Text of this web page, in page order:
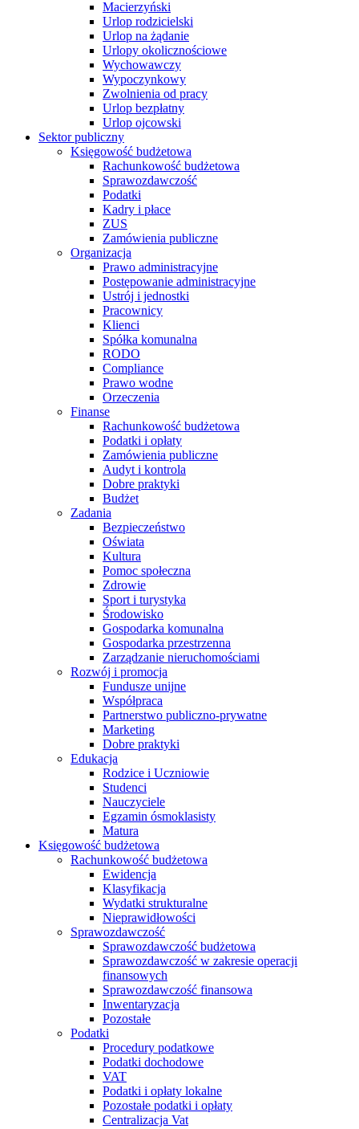
Macierzyński
Urlop rodzicielski
Urlop na żądanie
Urlopy okolicznościowe
Wychowawczy
Wypoczynkowy
Zwolnienia od pracy
Urlop bezpłatny
Urlop ojcowski
Sektor publiczny
Księgowość budżetowa
Rachunkowość budżetowa
Sprawozdawczość
Podatki
Kadry i płace
ZUS
Zamówienia publiczne
Organizacja
Prawo administracyjne
Postępowanie administracyjne
Ustrój i jednostki
Pracownicy
Klienci
Spółka komunalna
RODO
Compliance
Prawo wodne
Orzeczenia
Finanse
Rachunkowość budżetowa
Podatki i opłaty
Zamówienia publiczne
Audyt i kontrola
Dobre praktyki
Budżet
Zadania
Bezpieczeństwo
Oświata
Kultura
Pomoc społeczna
Zdrowie
Sport i turystyka
Środowisko
Gospodarka komunalna
Gospodarka przestrzenna
Zarządzanie nieruchomościami
Rozwój i promocja
Fundusze unijne
Współpraca
Partnerstwo publiczno-prywatne
Marketing
Dobre praktyki
Edukacja
Rodzice i Uczniowie
Studenci
Nauczyciele
Egzamin ósmoklasisty
Matura
Księgowość budżetowa
Rachunkowość budżetowa
Ewidencja
Klasyfikacja
Wydatki strukturalne
Nieprawidłowości
Sprawozdawczość
Sprawozdawczość budżetowa
Sprawozdawczość w zakresie operacji
finansowych
Sprawozdawczość finansowa
Inwentaryzacja
Pozostałe
Podatki
Procedury podatkowe
Podatki dochodowe
VAT
Podatki i opłaty lokalne
Pozostałe podatki i opłaty
Centralizacja Vat